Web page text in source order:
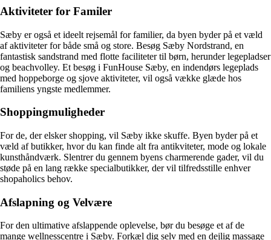
Aktiviteter for Familer
Sæby er også et ideelt rejsemål for familier, da byen byder på et væld
af aktiviteter for både små og store. Besøg Sæby Nordstrand, en
fantastisk sandstrand med flotte faciliteter til børn, herunder legepladser
og beachvolley. Et besøg i FunHouse Sæby, en indendørs legeplads
med hoppeborge og sjove aktiviteter, vil også vække glæde hos
familiens yngste medlemmer.
Shoppingmuligheder
For de, der elsker shopping, vil Sæby ikke skuffe. Byen byder på et
væld af butikker, hvor du kan finde alt fra antikviteter, mode og lokale
kunsthåndværk. Slentrer du gennem byens charmerende gader, vil du
støde på en lang række specialbutikker, der vil tilfredsstille enhver
shopaholics behov.
Afslapning og Velvære
For den ultimative afslappende oplevelse, bør du besøge et af de
mange wellnesscentre i Sæby. Forkæl dig selv med en dejlig massage